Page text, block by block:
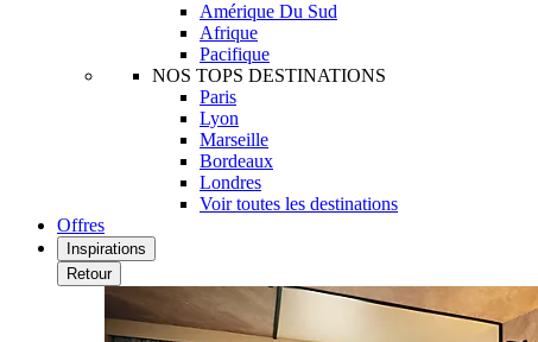
Amérique Du Sud
Afrique
Pacifique
NOS TOPS DESTINATIONS
Paris
Lyon
Marseille
Bordeaux
Londres
Voir toutes les destinations
Offres
Inspirations
Retour